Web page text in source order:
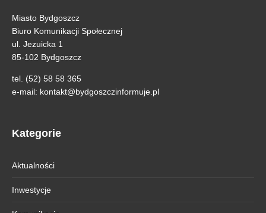
Miasto Bydgoszcz
Biuro Komunikacji Społecznej
ul. Jezuicka 1
85-102 Bydgoszcz
tel. (52) 58 58 365
e-mail: kontakt@bydgoszczinformuje.pl
Kategorie
Aktualności
Inwestycje